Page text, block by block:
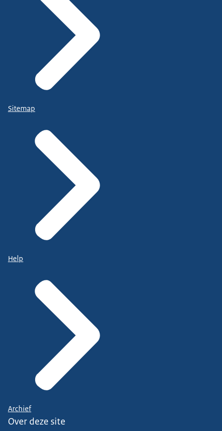
Sitemap
Help
Archief
Over deze site